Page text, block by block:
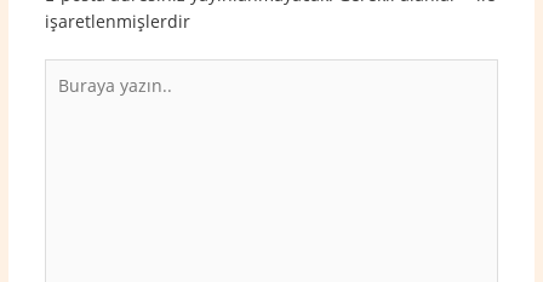
işaretlenmişlerdir
yazın..